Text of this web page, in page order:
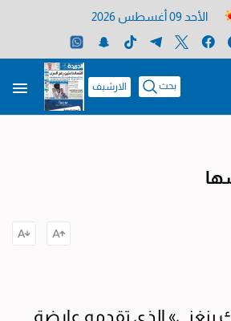
الأحد 09 أغسطس 2026
بحث الارشيف
بنغني» الذي تقدمه عارضة